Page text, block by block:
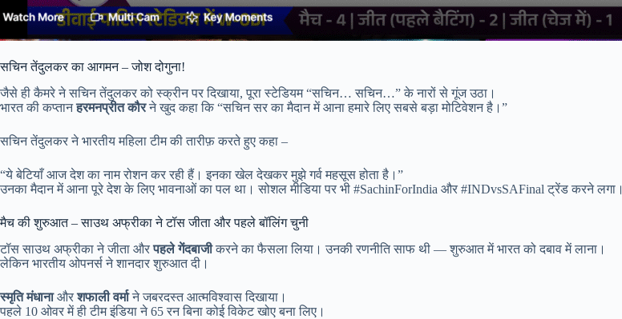
सचिन तेंदुलकर का आगमन – जोश दोगुना!
जैसे ही कैमरे ने सचिन तेंदुलकर को स्क्रीन पर दिखाया, पूरा स्टेडियम “सचिन… सचिन…” के नारों से गूंज उठा।
भारत की कप्तानहरमनप्रीत कौरने खुद कहा कि “सचिन सर का मैदान में आना हमारे लिए सबसे बड़ा मोटिवेशन है।”
सचिन तेंदुलकर ने भारतीय महिला टीम की तारीफ़ करते हुए कहा –
“ये बेटियाँ आज देश का नाम रोशन कर रही हैं। इनका खेल देखकर मुझे गर्व महसूस होता है।”
उनका मैदान में आना पूरे देश के लिए भावनाओं का पल था। सोशल मीडिया पर भी #SachinForIndia और #INDvsSAFinal ट्रेंड करने लगा।
मैच की शुरुआत – साउथ अफ्रीका ने टॉस जीता और पहले बॉलिंग चुनी
टॉस साउथ अफ्रीका ने जीता औरपहले गेंदबाजीकरने का फैसला लिया। उनकी रणनीति साफ थी — शुरुआत में भारत को दबाव में लाना।
लेकिन भारतीय ओपनर्स ने शानदार शुरुआत दी।
स्मृति मंधानाऔरशफाली वर्माने जबरदस्त आत्मविश्वास दिखाया।
पहले 10 ओवर में ही टीम इंडिया ने 65 रन बिना कोई विकेट खोए बना लिए।